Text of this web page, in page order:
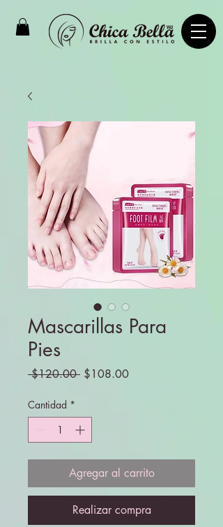
Mascarillas Para
Pies
$120.00 Precio
$108.00Precio
Cantidad *
Agregar al carrito
Realizar compra